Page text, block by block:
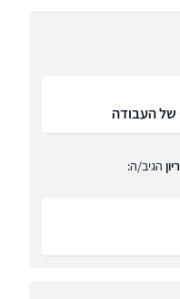
של העבודה
הגיב/ה: